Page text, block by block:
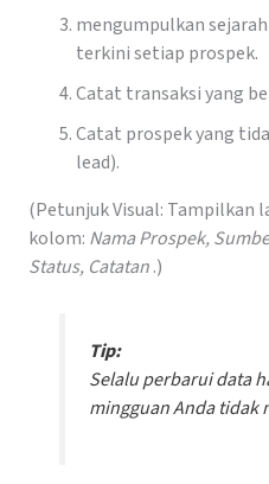
mengumpulkan
terkini setiap prospek.
Catat transaksi yang
Catat prospek yang
lead).
(Petunjuk Visual: Tampilkan
kolom: Nama Prospek,
Status, Catatan.)
Tip:
Selalu perbarui data
mingguan Anda tidak